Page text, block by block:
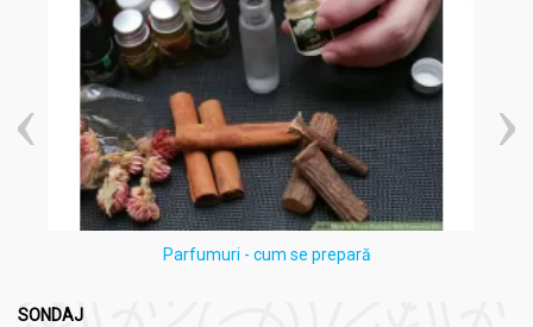
Parfumuri - cum se prepară
SONDAJ